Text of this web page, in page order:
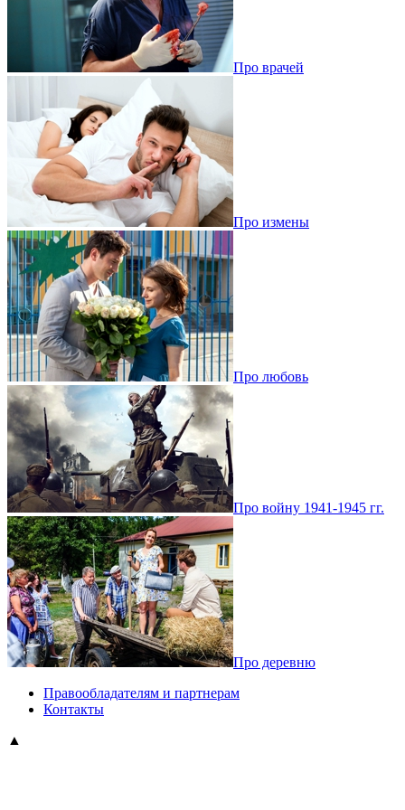
Про врачей
Про измены
Про любовь
Про войну 1941-1945 гг.
Про деревню
Правообладателям и партнерам
Контакты
▲